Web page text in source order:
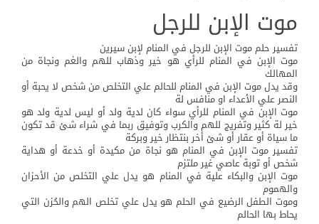
موت الإبن للرجل
تفسير حلم موت الإبن للرجل في المنام لإبن سيرين
موت الإبن في المنام للرأي هو خير وذهاب للهم والغم ونجاة من
المهالك
وقد يدل موت الإبن في المنام للحالم علي التخلص من شخص لا يحبة أو
النصر علي الأعداء او منافس لة
موت الإبن في المنام للرأي سواء كان لدية ولد أو ليس لدية ولد هو
خير لة كثير وتفريج للهم والكرب وتوفيق ربما في شراء شئ قد تكون
ما سياة أو عقار أو شئ أخر بنتظار خير وبركة
تفسير موت الإبن في المنام هو نجاة من مكيدة أو خدعة أو هداية
شخص أو توبة عاصي غير ملتزم
موت الإبن والبكاء علية في المنام هو يدل علي التخلص من الأحزان
والهموم
وموت الطفل الرضيع في الحلم هو يدل علي تخلص الهم والحُزن التي
يحاط بها الحالم